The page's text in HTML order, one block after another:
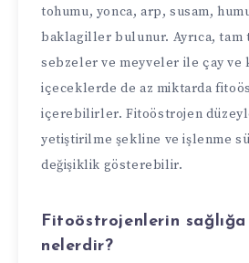
tohumu, yonca, arp, susam,
baklagiller bulunur. Ayrıca, tam
sebzeler ve meyveler ile çay ve
içeceklerde de az miktarda
içerebilirler. Fitoöstrojen
yetiştirilme şekline ve işlenme
değişiklik gösterebilir.
Fitoöstrojenlerin
nelerdir?